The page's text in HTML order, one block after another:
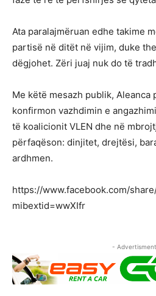
Ata paralajmëruan edhe takime
partisë në ditët në vijim, duke
dëgjohet. Zëri juaj nuk do të
Me këtë mesazh publik, Aleanca
konfirmon vazhdimin e
të koalicionit VLEN dhe në
përfaqëson: dinjitet, drejtësi,
ardhmen.
https://www.facebook.com/
mibextid=wwXIfr
-